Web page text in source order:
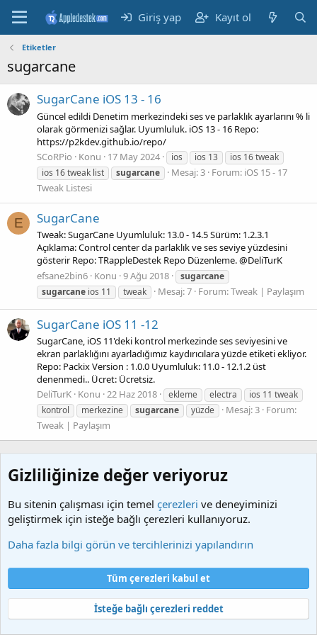
Giriş yap Kayıt ol
Etiketler
sugarcane
SugarCane iOS 13 - 16
Güncel edildi Denetim merkezindeki ses ve parlaklık ayarlarını % li
olarak görmenizi sağlar. Uyumluluk. iOS 13 - 16 Repo:
https://p2kdev.github.io/repo/
SCoRPio
Konu 17 May 2024 ios ios 13
ios 16 tweak
ios 16 tweak list
sugarcane Mesaj: 3 Forum: iOS 15 - 17
Tweak Listesi
E SugarCane
Tweak: SugarCane Uyumluluk: 13.0 - 14.5 Sürüm: 1.2.3.1
Açıklama: Control center da parlaklık ve ses seviye yüzdesini
gösterir Repo: TRappleDestek Repo Düzenleme. @DeliTurK
efsane2bin6 Konu 9 Ağu 2018
sugarcane
sugarcane ios 11 tweak Mesaj: 7 Forum:Tweak | Paylaşım
SugarCane iOS 11 -12
SugarCane, iOS 11'deki kontrol merkezinde ses seviyesini ve
ekran parlaklığını ayarladığımız kaydırıcılara yüzde etiketi ekliyor.
Repo: Packix Version : 1.0.0 Uyumluluk: 11.0 - 12.1.2 üst
denenmedi.. Ücret: Ücretsiz.
DeliTurK Konu 22 Haz 2018 ekleme electra
ios 11 tweak
kontrol
merkezine sugarcane yüzde Mesaj: 3 Forum:
Tweak | Paylaşım
Şartlar ve kurallar
Gizlilik politikası
Yardım
Ana sayfa
S
S
Community platform by XenForo® © 2010-2025 XenForo Ltd.
Gizliliğinize değer veriyoruz
Bu sitenin çalışması için temel çerezleri ve deneyiminizi
geliştirmek için isteğe bağlı çerezleri kullanıyoruz.
Daha fazla bilgi görün ve tercihlerinizi yapılandırın
Tüm çerezleri kabul et
İsteğe bağlı çerezleri reddet